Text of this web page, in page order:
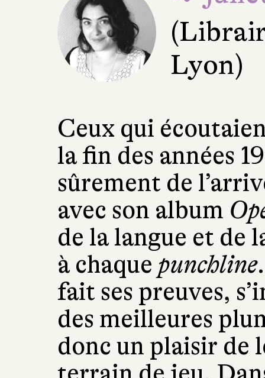
Lyon)
Ceux qui
la fin des années
sûrement de
avec son album
de la langue et
à chaque punchline
fait ses preuves,
des meilleures
donc un plaisir de